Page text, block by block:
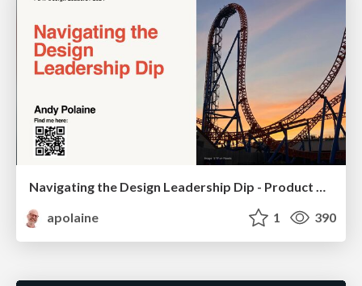
Navigating the Design Leadership Dip - Product Design Week Design Leaders+ Conference 2024
apolaine
1 390